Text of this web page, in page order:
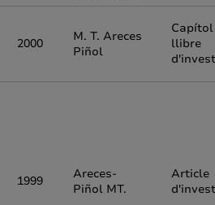
2000
M. T. Areces
Piñol
llibre
1999
Areces-
Piñol MT.
Article